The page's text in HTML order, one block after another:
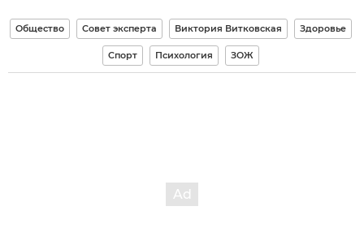
Общество Совет эксперта Виктория Витковская Здоровье
Спорт Психология ЗОЖ